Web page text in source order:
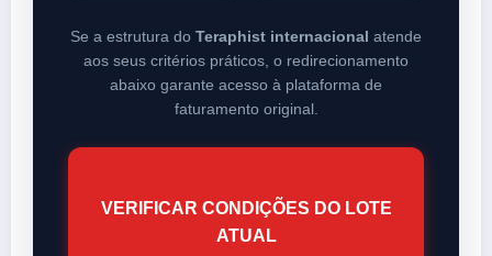
Se a estrutura do Teraphist internacional atende
aos seus critérios práticos, o redirecionamento
abaixo garante acesso à plataforma de
faturamento original.
VERIFICAR CONDIÇÕES DO LOTE
ATUAL